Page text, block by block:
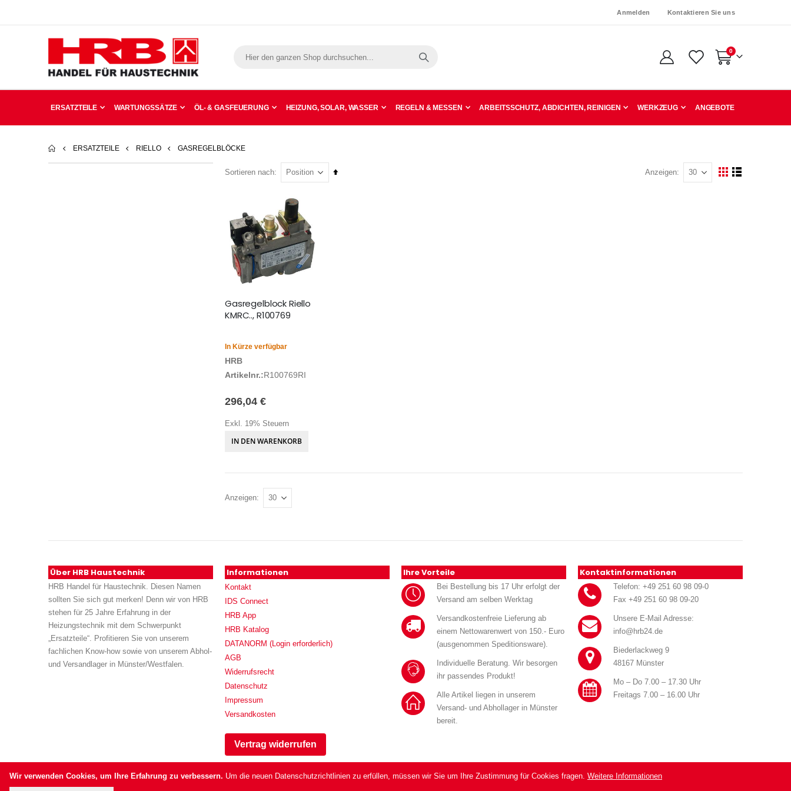
Wir verwenden Cookies, um Ihre Erfahrung zu verbessern. Um die neuen Datenschutzrichtlinien zu erfüllen, müssen wir Sie um Ihre Zustimmung für Cookies fragen. Weitere Informationen
Anmelden Kontaktieren Sie uns
Warenkorb
0Artikel
ERSATZTEILE WARTUNGSSÄTZE ÖL- & GASFEUERUNG HEIZUNG, SOLAR, WASSER REGELN & MESSEN ARBEITSSCHUTZ, ABDICHTEN, REINIGEN WERKZEUG ANGEBOTE
ERSATZTEILE RIELLO GASREGELBLÖCKE
Sortieren nach
In
Anzeigen
Ansicht
Gasregelblock Riello
KMRC.., R100769
In Kürze verfügbar
HRB
Artikelnr.:R100769RI
296,04 €
Exkl. 19% Steuern
IN DEN WARENKORB
Anzeigen
Über HRB Haustechnik
HRB Handel für Haustechnik. Diesen Namen
sollten Sie sich gut merken! Denn wir von HRB
stehen für 25 Jahre Erfahrung in der
Heizungstechnik mit dem Schwerpunkt
„Ersatzteile“. Profitieren Sie von unserem
fachlichen Know-how sowie von unserem Abhol-
und Versandlager in Münster/Westfalen.
Informationen
Kontakt
IDS Connect
HRB App
HRB Katalog
DATANORM (Login erforderlich)
AGB
Widerrufsrecht
Datenschutz
Impressum
Versandkosten
Vertrag widerrufen
Ihre Vorteile
Bei Bestellung bis 17 Uhr erfolgt der
Versand am selben Werktag
Versandkostenfreie Lieferung ab
einem Nettowarenwert von 150.- Euro
(ausgenommen Speditionsware).
Individuelle Beratung. Wir besorgen
ihr passendes Produkt!
Alle Artikel liegen in unserem
Versand- und Abhollager in Münster
bereit.
Kontaktinformationen
Telefon: +49 251 60 98 09-0
Fax +49 251 60 98 09-20
Unsere E-Mail Adresse:
info@hrb24.de
Biederlackweg 9
48167 Münster
Mo – Do 7.00 – 17.30 Uhr
Freitags 7.00 – 16.00 Uhr